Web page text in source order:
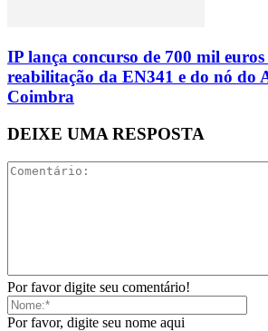
IP lança concurso de 700 mil
reabilitação da EN341 e do nó do
Coimbra
DEIXE UMA RESPOSTA
Por favor digite seu comentário!
Por favor, digite seu nome aqui